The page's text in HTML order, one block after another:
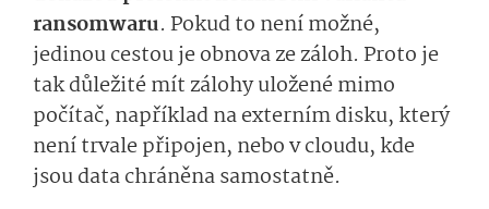
ransomwaru. Pokud to není možné,
jedinou cestou je obnova ze záloh. Proto je
tak důležité mít zálohy uložené mimo
počítač, například na externím disku, který
není trvale připojen, nebo v cloudu, kde
jsou data chráněna samostatně.